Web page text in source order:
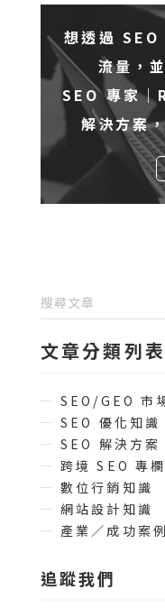
想透過 SEO
流量，
SEO 專家
解決方案
文章分類列表
SEO/GEO 市
SEO 優化知識
SEO 解決方案
跨境 SEO 專欄
數位行銷知識
網站設計知識
產業／成功案例
追蹤我們